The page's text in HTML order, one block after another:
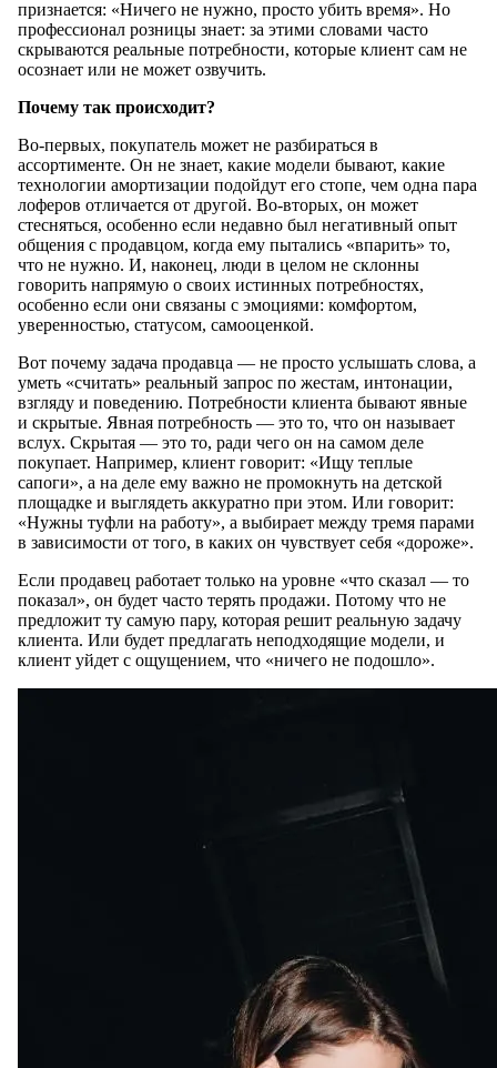
признается: «Ничего не нужно, просто убить время». Но
профессионал розницы знает: за этими словами часто
скрываются реальные потребности, которые клиент сам не
осознает или не может озвучить.
Почему так происходит?
Во-первых, покупатель может не разбираться в
ассортименте. Он не знает, какие модели бывают, какие
технологии амортизации подойдут его стопе, чем одна пара
лоферов отличается от другой. Во-вторых, он может
стесняться, особенно если недавно был негативный опыт
общения с продавцом, когда ему пытались «впарить» то,
что не нужно. И, наконец, люди в целом не склонны
говорить напрямую о своих истинных потребностях,
особенно если они связаны с эмоциями: комфортом,
уверенностью, статусом, самооценкой.
Вот почему задача продавца — не просто услышать слова, а
уметь «считать» реальный запрос по жестам, интонации,
взгляду и поведению. Потребности клиента бывают явные
и скрытые. Явная потребность — это то, что он называет
вслух. Скрытая — это то, ради чего он на самом деле
покупает. Например, клиент говорит: «Ищу теплые
сапоги», а на деле ему важно не промокнуть на детской
площадке и выглядеть аккуратно при этом. Или говорит:
«Нужны туфли на работу», а выбирает между тремя парами
в зависимости от того, в каких он чувствует себя «дороже».
Если продавец работает только на уровне «что сказал — то
показал», он будет часто терять продажи. Потому что не
предложит ту самую пару, которая решит реальную задачу
клиента. Или будет предлагать неподходящие модели, и
клиент уйдет с ощущением, что «ничего не подошло».